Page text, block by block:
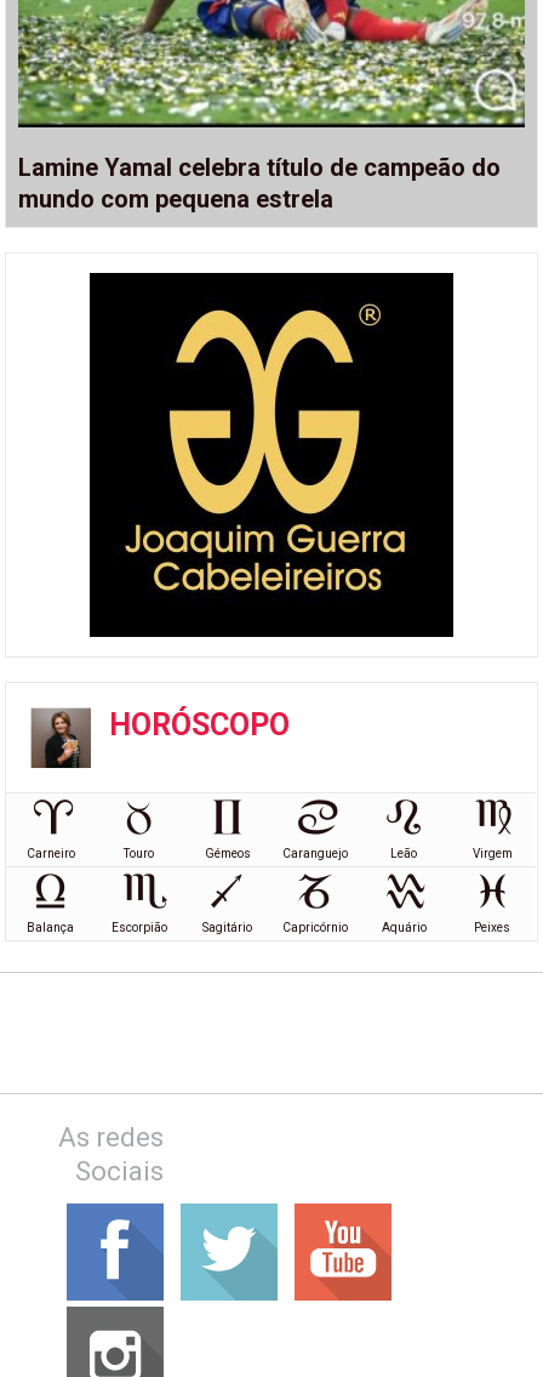
Lamine Yamal celebra título de campeão do
mundo com pequena estrela
HORÓSCOPO
Carneiro Touro Gémeos Caranguejo Leão Virgem
Balança Escorpião Sagitário Capricórnio Aquário Peixes
As redes
Sociais